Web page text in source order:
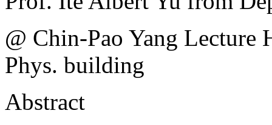
@ Chin-Pao Yang
Phys. building
Abstract